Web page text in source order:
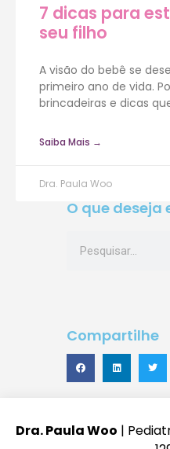
7 dicas para
seu filho
A visão do bebê se
primeiro ano de vida.
brincadeiras e dicas
Saiba Mais →
Dra. Paula Woo
O que deseja
Compartilhe
Dra. Paula Woo |